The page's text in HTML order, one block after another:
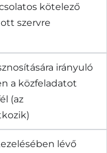
kötelező
szervre
irányuló
a közfeladatot
(az
lévő